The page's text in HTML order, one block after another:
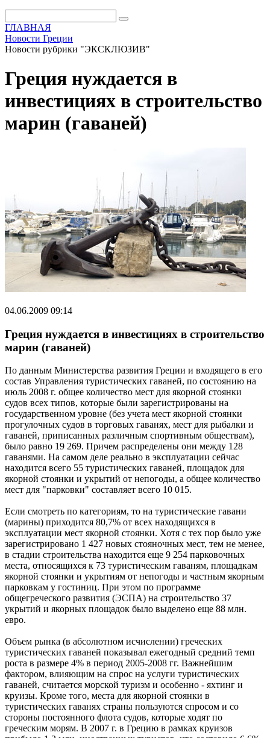
ГЛАВНАЯ
Новости Греции
Новости рубрики "ЭКСКЛЮЗИВ"
Греция нуждается в
инвестициях в строительство
марин (гаваней)
04.06.2009 09:14
Греция нуждается в инвестициях в строительство
марин (гаваней)
По данным Министерства развития Греции и входящего в его
состав Управления туристических гаваней, по состоянию на
июль 2008 г. общее количество мест для якорной стоянки
судов всех типов, которые были зарегистрированы на
государственном уровне (без учета мест якорной стоянки
прогулочных судов в торговых гаванях, мест для рыбалки и
гаваней, приписанных различным спортивным обществам),
было равно 19 269. Причем распределены они между 128
гаванями. На самом деле реально в эксплуатации сейчас
находится всего 55 туристических гаваней, площадок для
якорной стоянки и укрытий от непогоды, а общее количество
мест для "парковки" составляет всего 10 015.
Если смотреть по категориям, то на туристические гавани
(марины) приходится 80,7% от всех находящихся в
эксплуатации мест якорной стоянки. Хотя с тех пор было уже
зарегистрировано 1 427 новых стояночных мест, тем не менее,
в стадии строительства находится еще 9 254 парковочных
места, относящихся к 73 туристическим гаваням, площадкам
якорной стоянки и укрытиям от непогоды и частным якорным
парковкам у гостиниц. При этом по программе
общегреческого развития (ЭСПА) на строительство 37
укрытий и якорных площадок было выделено еще 88 млн.
евро.
Объем рынка (в абсолютном исчислении) греческих
туристических гаваней показывал ежегодный средний темп
роста в размере 4% в период 2005-2008 гг. Важнейшим
фактором, влияющим на спрос на услуги туристических
гаваней, считается морской туризм и особенно - яхтинг и
круизы. Кроме того, места для якорной стоянки в
туристических гаванях страны пользуются спросом и со
стороны постоянного флота судов, которые ходят по
греческим морям. В 2007 г. в Грецию в рамках круизов